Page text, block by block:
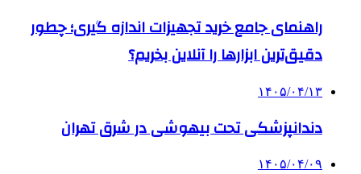
راهنمای جامع خرید تجهیزات اندازه گیری؛ چطور
دقیق‌ترین ابزارها را آنلاین بخریم؟
۱۴۰۵/۰۴/۱۳
دندانپزشکی تحت بیهوشی در شرق تهران
۱۴۰۵/۰۴/۰۹